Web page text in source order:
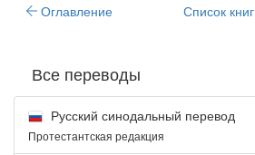
Оглавление Список книг
Все переводы
Русский синодальный перевод
Протестантская редакция